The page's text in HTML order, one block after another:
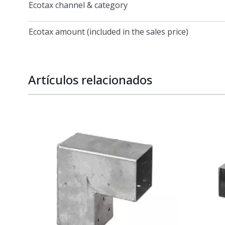
Ecotax channel & category
Ecotax amount (included in the sales price)
Artículos relacionados